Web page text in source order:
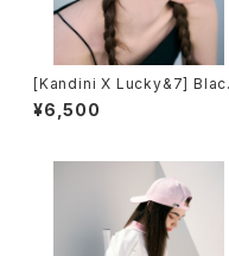
[Kandini X Lucky&7]
Ballcap
¥6,500